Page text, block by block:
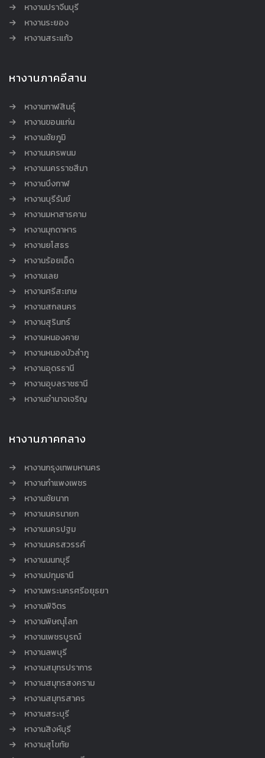
หางานปราจีนบุรี
หางานระยอง
หางานสระแก้ว
หางานภาคอีสาน
หางานกาฬสินธุ์
หางานขอนแก่น
หางานชัยภูมิ
หางานนครพนม
หางานนครราชสีมา
หางานบึงกาฬ
หางานบุรีรัมย์
หางานมหาสารคาม
หางานมุกดาหาร
หางานยโสธร
หางานร้อยเอ็ด
หางานเลย
หางานศรีสะเกษ
หางานสกลนคร
หางานสุรินทร์
หางานหนองคาย
หางานหนองบัวลำภู
หางานอุดรธานี
หางานอุบลราชธานี
หางานอำนาจเจริญ
หางานภาคกลาง
หางานกรุงเทพมหานคร
หางานกำแพงเพชร
หางานชัยนาท
หางานนครนายก
หางานนครปฐม
หางานนครสวรรค์
หางานนนทบุรี
หางานปทุมธานี
หางานพระนครศรีอยุธยา
หางานพิจิตร
หางานพิษณุโลก
หางานเพชรบูรณ์
หางานลพบุรี
หางานสมุทรปราการ
หางานสมุทรสงคราม
หางานสมุทรสาคร
หางานสระบุรี
หางานสิงห์บุรี
หางานสุโขทัย